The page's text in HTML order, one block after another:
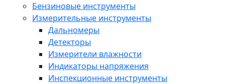
Бензиновые инструменты
Измерительные инструменты
Дальномеры
Детекторы
Измерители влажности
Индикаторы напряжения
Инспекционные инструменты